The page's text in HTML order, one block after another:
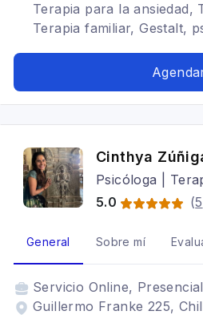
Terapia para la ansiedad,
Terapia familiar, Gestalt,
constelaciones familiares,
Cinthya
Psicóloga |
5.0
(5
General Sobre mí
Servicio Online, Presencial
Guillermo Franke 225,